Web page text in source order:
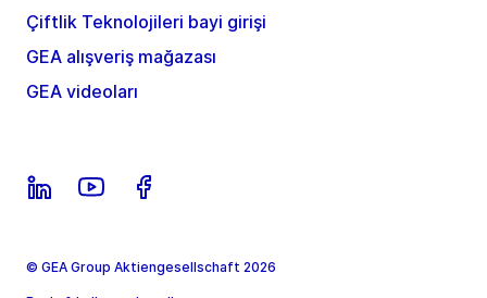
Çiftlik Teknolojileri bayi girişi
GEA alışveriş mağazası
GEA videoları
© GEA Group Aktiengesellschaft 2026